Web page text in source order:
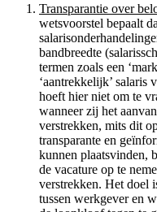
Transparantie over
wetsvoorstel bepaalt
bandbreedte
termen zoals een
‘aantrekkelijk’ salaris
hoeft hier niet om te
wanneer zij het
verstrekken, mits dit
transparante en
kunnen plaatsvinden,
de vacature op te
verstrekken. Het doel
tussen werkgever en